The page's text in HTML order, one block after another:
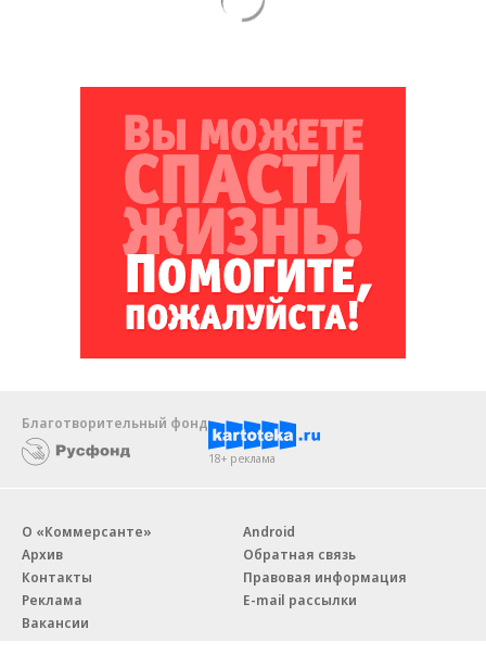
Благотворительный фонд
18+ реклама
О «Коммерсанте»
Архив
Контакты
Реклама
Вакансии
Android
Обратная связь
Правовая информация
E-mail рассылки